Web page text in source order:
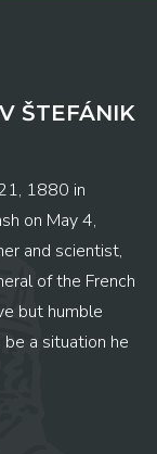
ŠTEFÁNIK
1880 in
on May 4,
and scientist,
of the French
but humble
a situation he